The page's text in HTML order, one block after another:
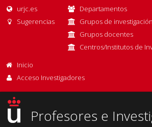
urjc.es
Sugerencias
Departamentos
Grupos de investigación
Grupos docentes
Centros/Institutos de
Inicio
Acceso Investigadores
Profesores e